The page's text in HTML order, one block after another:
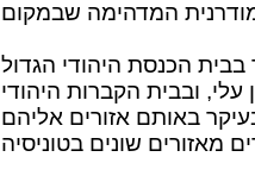
הכנסת היהודי הגדול
ובבית הקברות היהודי
באותם אזורים אליהם